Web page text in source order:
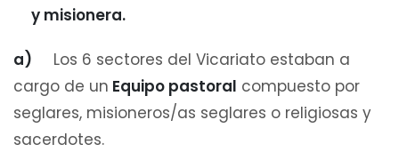
y misionera.
a) Los 6 sectores del Vicariato estaban a
cargo de un Equipo pastoral compuesto por
seglares, misioneros/as seglares o religiosas y
sacerdotes.